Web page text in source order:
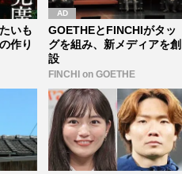
いも
作り
GOETHEとFINCHIがタッ
グを組み、新メディアを創
設
FINCHI on GOETHE